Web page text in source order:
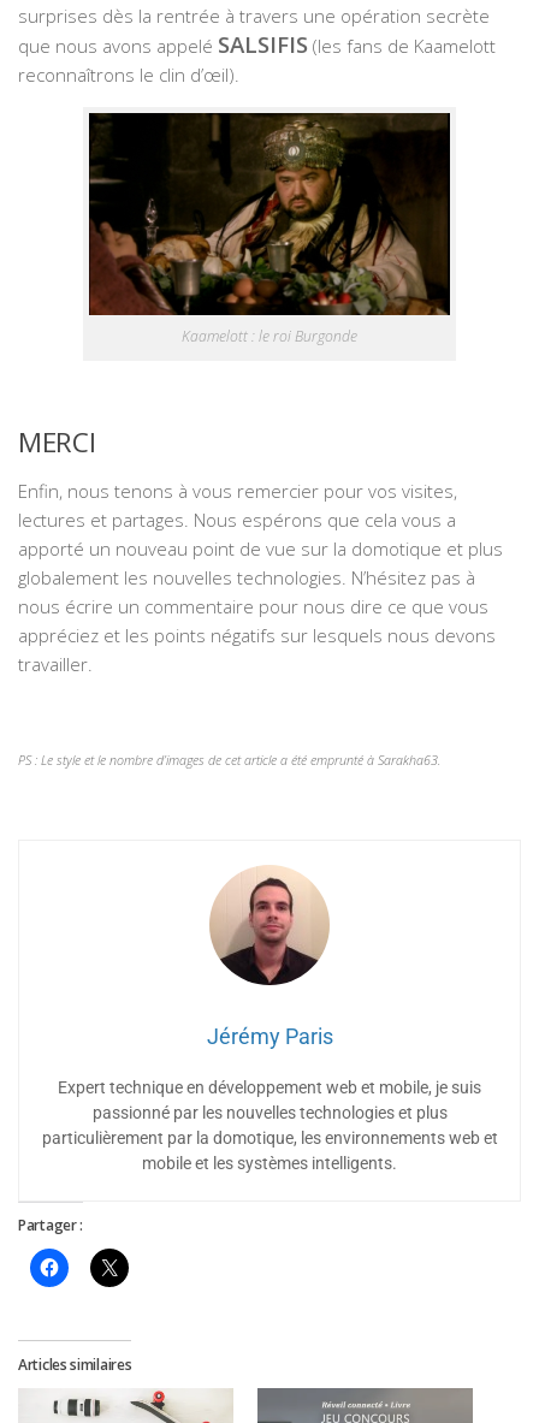
surprises dès la rentrée à travers une opération secrète
que nous avons appelé SALSIFIS (les fans de Kaamelott
reconnaîtrons le clin d’œil).
Kaamelott : le roi Burgonde
MERCI
Enfin, nous tenons à vous remercier pour vos visites,
lectures et partages. Nous espérons que cela vous a
apporté un nouveau point de vue sur la domotique et plus
globalement les nouvelles technologies. N’hésitez pas à
nous écrire un commentaire pour nous dire ce que vous
appréciez et les points négatifs sur lesquels nous devons
travailler.
PS : Le style et le nombre d’images de cet article a été emprunté à Sarakha63.
Jérémy Paris
Expert technique en développement web et mobile, je suis
passionné par les nouvelles technologies et plus
particulièrement par la domotique, les environnements web et
mobile et les systèmes intelligents.
Partager :
Articles similaires